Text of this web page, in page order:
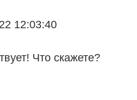
12:03:40
Что скажете?